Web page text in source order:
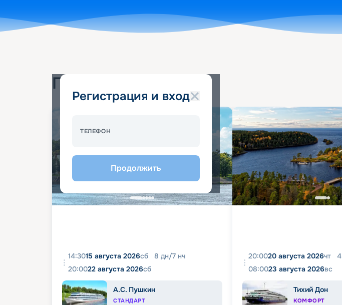
Регистрация и вход
ТЕЛЕФОН
Продолжить
Популярные круизы
14:3015 августа 2026сб 8 дн/7 нч
20:0022 августа 2026сб
А.С. Пушкин
СТАНДАРТ
20:0020 августа 2026чт 4
08:0023 августа 2026вс
Тихий Дон
КОМФОРТ